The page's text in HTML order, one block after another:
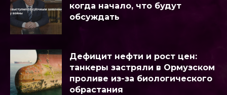
когда начало, что будут
обсуждать
Дефицит нефти и рост цен:
танкеры застряли в Ормузском
проливе из-за биологического
обрастания